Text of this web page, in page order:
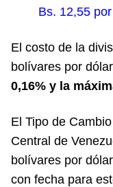
Bs. 12,55
El costo de la
bolívares por
0,16% y la
El Tipo de
Central de
bolívares por
con fecha para